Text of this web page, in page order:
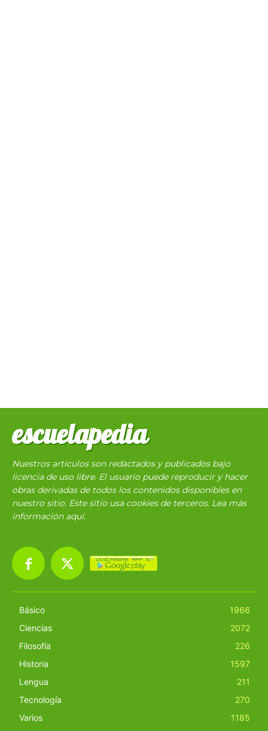
escuelapedia
Nuestros articulos son redactados y publicados bajo
licencia de uso libre. El usuario puede reproducir y hacer
obras derivadas de todos los contenidos disponibles en
nuestro sitio. Este sitio usa cookies de terceros. Lea más
información aquí.
Básico
1966
Ciencias
2072
Filosofía
226
Historia
1597
Lengua
211
Tecnología
270
Varios
1185